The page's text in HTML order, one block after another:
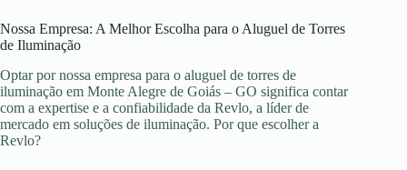
Nossa Empresa: A Melhor Escolha para o Aluguel de Torres
de Iluminação
Optar por nossa empresa para o aluguel de torres de
iluminação em Monte Alegre de Goiás – GO significa contar
com a expertise e a confiabilidade da Revlo, a líder de
mercado em soluções de iluminação. Por que escolher a
Revlo?